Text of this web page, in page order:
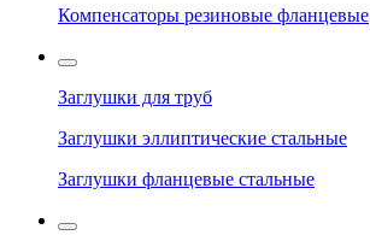
Компенсаторы резиновые фланцевые
Заглушки для труб
Заглушки эллиптические стальные
Заглушки фланцевые стальные